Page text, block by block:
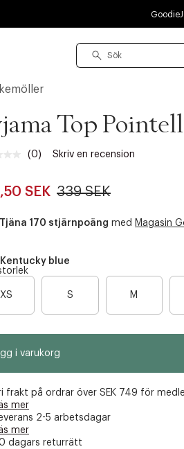
Goodie
Top
Inget
till
(0) Skriv en recension
SEK 339 SEK
Tjäna 170 stjärnpoäng med Magasin
Kentucky blue
XS
n
å
g
a
f
S
å
g
a
M
i varukorg
frakt på ordrar över SEK 749 för
mer
2-5 arbetsdagar
mer
dagars returrätt